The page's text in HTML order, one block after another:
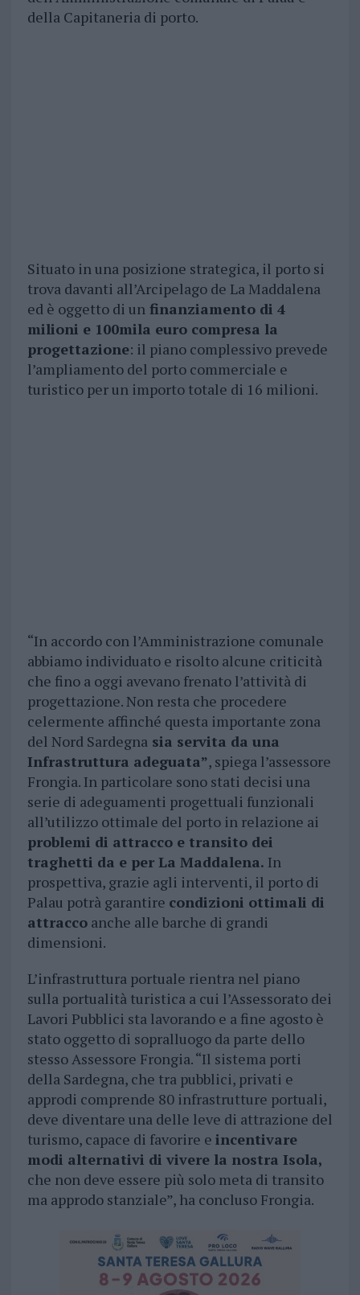
della Capitaneria di porto.
Situato in una posizione strategica, il porto si
trova davanti all’Arcipelago de La Maddalena
ed è oggetto di unfinanziamento di 4
milioni e 100mila euro compresa la
progettazione: il piano complessivo prevede
l’ampliamento del porto commerciale e
turistico per un importo totale di 16 milioni.
“In accordo con l’Amministrazione comunale
abbiamo individuato e risolto alcune criticità
che fino a oggi avevano frenato l’attività di
progettazione. Non resta che procedere
celermente affinché questa importante zona
del Nord Sardegnasia servita da una
Infrastruttura adeguata”, spiega l’assessore
Frongia. In particolare sono stati decisi una
serie di adeguamenti progettuali funzionali
all’utilizzo ottimale del porto in relazione ai
problemi di attracco e transito dei
traghetti da e per La Maddalena. In
prospettiva, grazie agli interventi, il porto di
Palau potrà garantire condizioni ottimali di
attraccoanche alle barche di grandi
dimensioni.
L’infrastruttura portuale rientra nel piano
sulla portualità turistica a cui l’Assessorato dei
Lavori Pubblici sta lavorando e a fine agosto è
stato oggetto di sopralluogo da parte dello
stesso Assessore Frongia. “Il sistema porti
della Sardegna, che tra pubblici, privati e
approdi comprende 80 infrastrutture portuali,
deve diventare una delle leve di attrazione del
turismo, capace di favorire e incentivare
modi alternativi di vivere la nostra Isola,
che non deve essere più solo meta di transito
ma approdo stanziale”, ha concluso Frongia.